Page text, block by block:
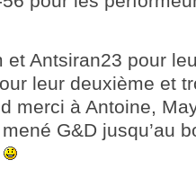
et Antsiran23 pour
leur deuxième et
merci à Antoine,
G&D jusqu’au